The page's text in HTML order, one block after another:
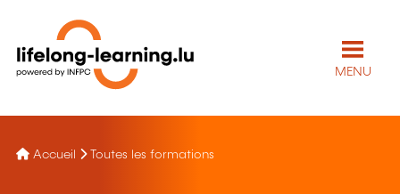
MENU
Accueil Toutes les formations